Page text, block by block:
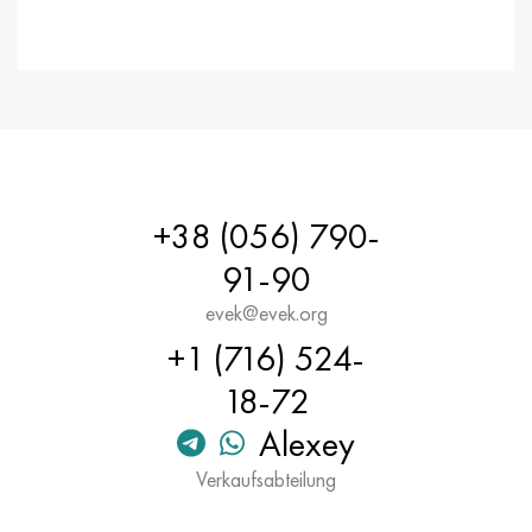
+38 (056) 790-
91-90
evek@evek.org
+1 (716) 524-
18-72
Alexey
Verkaufsabteilung